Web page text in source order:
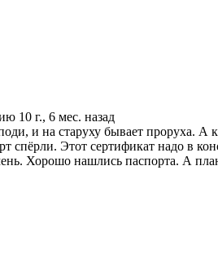
10 г., 6 мес. назад
и на старуху бывает проруха.
спёрли. Этот сертификат надо в
Хорошо нашлись паспорта. А